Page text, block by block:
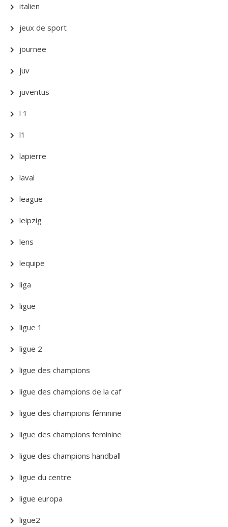
italien
jeux de sport
journee
juv
juventus
l 1
l1
lapierre
laval
league
leipzig
lens
lequipe
liga
ligue
ligue 1
ligue 2
ligue des champions
ligue des champions de la caf
ligue des champions féminine
ligue des champions feminine
ligue des champions handball
ligue du centre
ligue europa
ligue2